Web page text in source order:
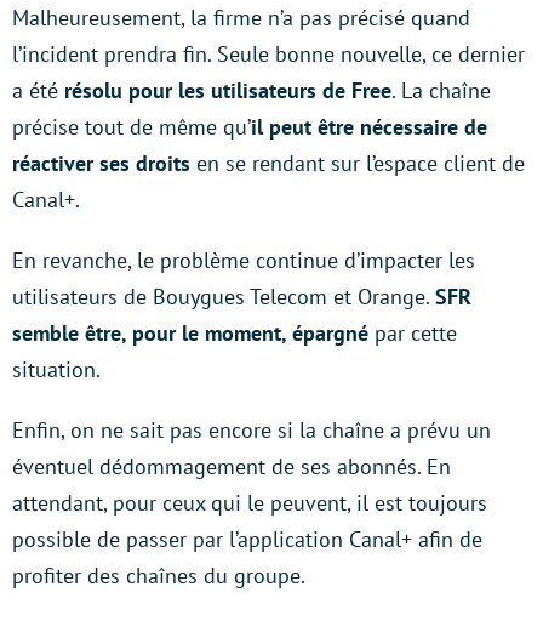
Malheureusement, la firme n’a pas précisé quand
l’incident prendra fin. Seule bonne nouvelle, ce dernier
a été résolu pour les utilisateurs de Free. La chaîne
précise tout de même qu’il peut être nécessaire de
réactiver ses droits en se rendant sur l’espace client de
Canal+.
En revanche, le problème continue d’impacter les
utilisateurs de Bouygues Telecom et Orange. SFR
semble être, pour le moment, épargné par cette
situation.
Enfin, on ne sait pas encore si la chaîne a prévu un
éventuel dédommagement de ses abonnés. En
attendant, pour ceux qui le peuvent, il est toujours
possible de passer par l’application Canal+ afin de
profiter des chaînes du groupe.